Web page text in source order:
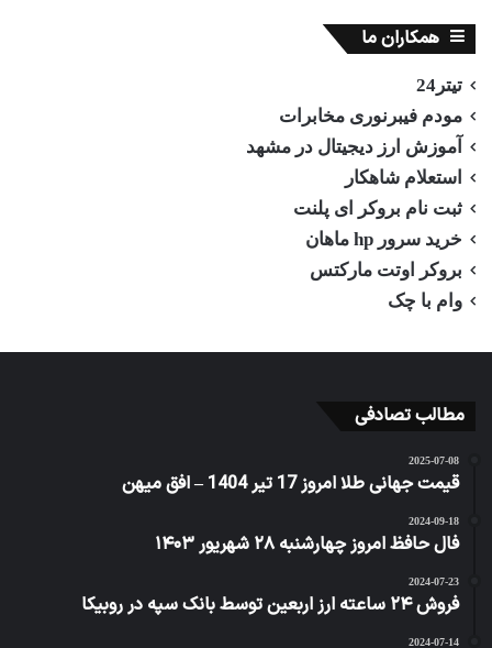
همکاران ما
تیتر24
مودم فیبرنوری مخابرات
آموزش ارز دیجیتال در مشهد
استعلام شاهکار
ثبت نام بروکر ای پلنت
خرید سرور hp ماهان
بروکر اوتت مارکتس
وام با چک
مطالب تصادفی
2025-07-08
قیمت جهانی طلا امروز 17 تیر 1404 – افق میهن
2024-09-18
فال حافظ امروز چهارشنبه ۲۸ شهریور ۱۴۰۳
2024-07-23
فروش ۲۴ ساعته ارز اربعین توسط بانک سپه در روبیکا
2024-07-14